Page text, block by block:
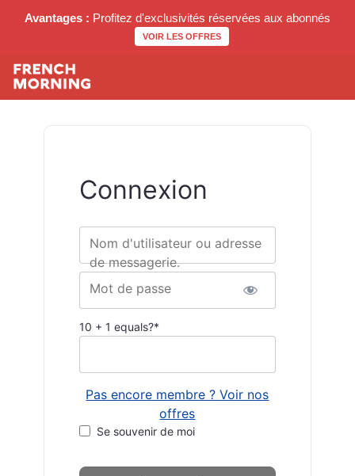
Avantages : Profitez d'exclusivités réservées aux abonnés
VOIR LES OFFRES
Connexion
Nom d'utilisateur ou adresse
de messagerie.
Mot de passe
10 + 1 equals?*
Pas encore membre ? Voir nos
offres
Se souvenir de moi